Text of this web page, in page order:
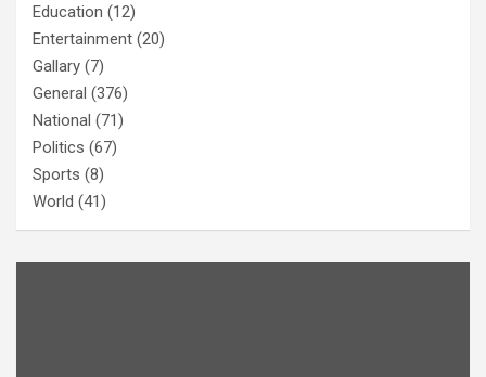
Education (12)
Entertainment (20)
Gallary (7)
General (376)
National (71)
Politics (67)
Sports (8)
World (41)